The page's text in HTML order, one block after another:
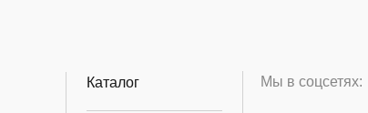
Мы в соцсетях:
Каталог